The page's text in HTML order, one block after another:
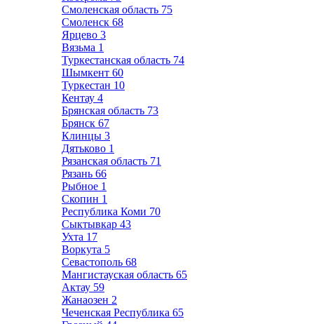
Смоленская область 75
Смоленск 68
Ярцево 3
Вязьма 1
Туркестанская область 74
Шымкент 60
Туркестан 10
Кентау 4
Брянская область 73
Брянск 67
Клинцы 3
Дятьково 1
Рязанская область 71
Рязань 66
Рыбное 1
Скопин 1
Республика Коми 70
Сыктывкар 43
Ухта 17
Воркута 5
Севастополь 68
Мангистауская область 65
Актау 59
Жанаозен 2
Чеченская Республика 65